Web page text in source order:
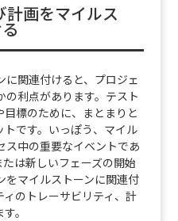
計画をマイルス
に関連付けると、プロジェ
の利点があります。テスト
標のために、まとまりと
です。いっぽう、マイル
ス中の重要なイベントであ
は新しいフェーズの開始
をマイルストーンに関連付
ィのトレーサビリティ、計
。